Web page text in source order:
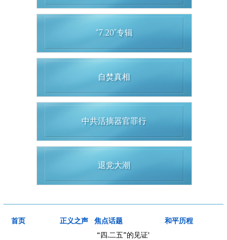
“7.20”专辑
自焚真相
中共活摘器官罪行
退党大潮
首页 正义之声
焦点话题
“四.二五”的见证'
和平历程